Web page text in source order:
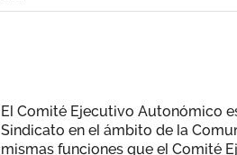
El Comité Ejecutivo Autonómico
Sindicato en el ámbito de la
mismas funciones que el Comité